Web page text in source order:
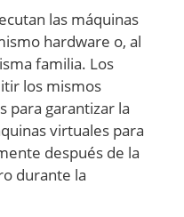
las máquinas
hardware o, al
familia. Los
los mismos
para garantizar la
virtuales para
después de la
durante la